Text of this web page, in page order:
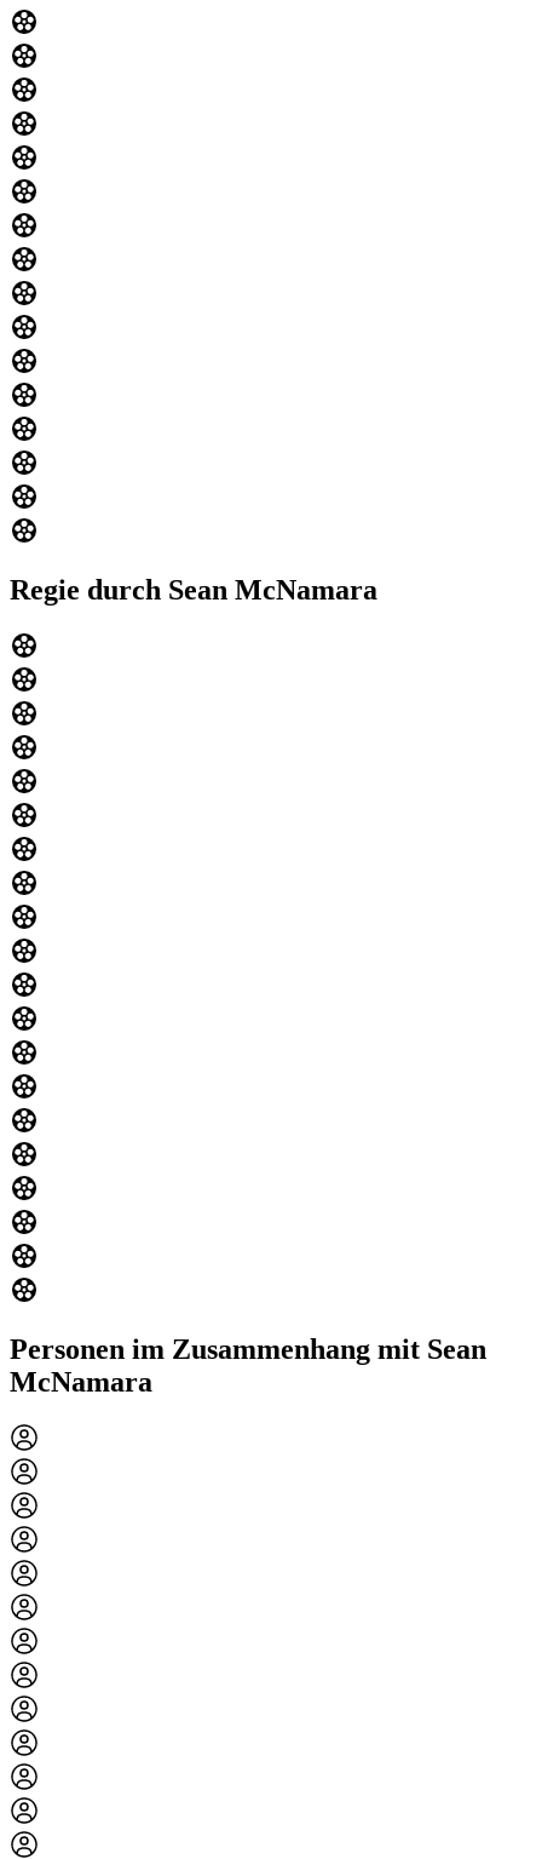
Regie durch Sean McNamara
Personen im Zusammenhang mit Sean
McNamara